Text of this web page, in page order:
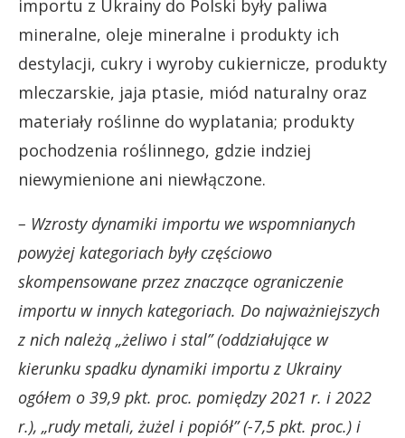
importu z Ukrainy do Polski były paliwa
mineralne, oleje mineralne i produkty ich
destylacji, cukry i wyroby cukiernicze, produkty
mleczarskie, jaja ptasie, miód naturalny oraz
materiały roślinne do wyplatania; produkty
pochodzenia roślinnego, gdzie indziej
niewymienione ani niewłączone.
– Wzrosty dynamiki importu we wspomnianych
powyżej kategoriach były częściowo
skompensowane przez znaczące ograniczenie
importu w innych kategoriach. Do najważniejszych
z nich należą „żeliwo i stal” (oddziałujące w
kierunku spadku dynamiki importu z Ukrainy
ogółem o 39,9 pkt. proc. pomiędzy 2021 r. i 2022
r.), „rudy metali, żużel i popiół” (-7,5 pkt. proc.) i